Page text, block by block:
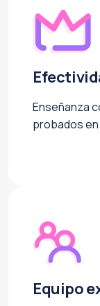
Enseñanza
probados en
Equipo